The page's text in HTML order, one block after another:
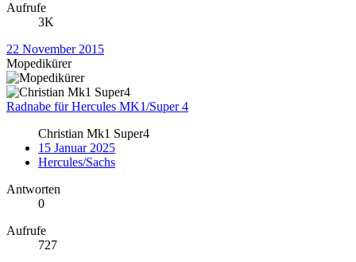
Aufrufe
3K
22 November 2015
Mopedikürer
Radnabe für Hercules MK1/Super 4
Christian Mk1 Super4
15 Januar 2025
Hercules/Sachs
Antworten
0
Aufrufe
727